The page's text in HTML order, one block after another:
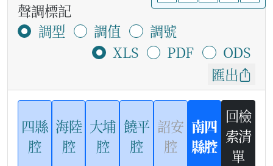
聲調標記
調型
調值
調號
XLS
PDF
ODS
匯出
四縣
腔
海陸
腔
大埔
腔
饒平
腔
詔安
腔
南四
縣腔
回檢
索清
單